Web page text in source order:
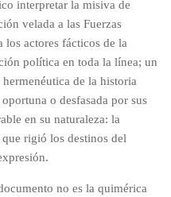
interpretar la misiva de
velada a las Fuerzas
los actores fácticos de la
política en toda la línea; un
de la historia
o desfasada por sus
en su naturaleza: la
rigió los destinos del
no es la quimérica